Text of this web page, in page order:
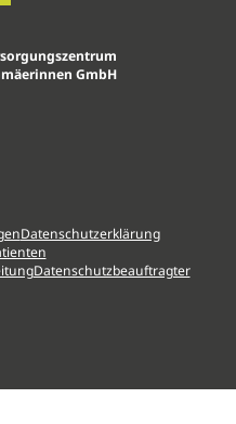
GmbH
Datenschutzerklärung
Datenschutzbeauftragter